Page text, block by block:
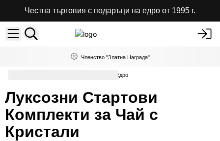
Честна търговия с подаръци на едро от 1995 г.
Членство "Златна Награда"
Комплекти за Чай с Кристали на Едро
Луксозни Стартови
Комплекти за Чай с
Кристали